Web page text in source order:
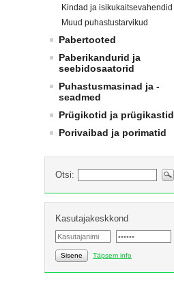
Kindad ja isikukaitsevahendid
Muud puhastustarvikud
Pabertooted
Paberikandurid ja
seebidosaatorid
Puhastusmasinad ja -
seadmed
Prügikotid ja prügikastid
Porivaibad ja porimatid
Otsi:
Kasutajakeskkond
Sisene Täpsem info